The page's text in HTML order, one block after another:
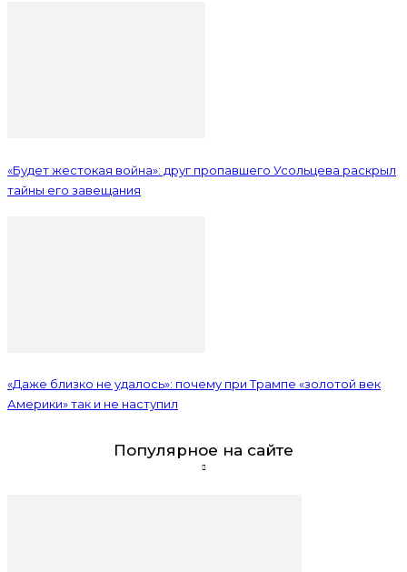
«Будет жестокая война»: друг пропавшего Усольцева раскрыл
тайны его завещания
«Даже близко не удалось»: почему при Трампе «золотой век
Америки» так и не наступил
Популярное на сайте